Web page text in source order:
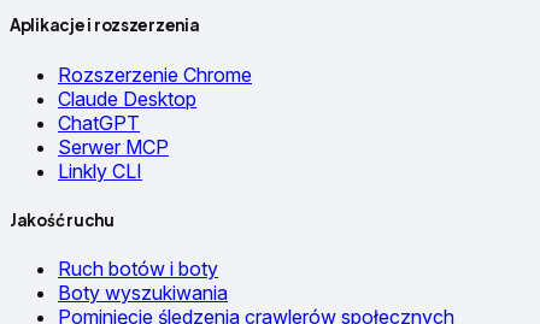
Aplikacje i rozszerzenia
Rozszerzenie Chrome
Claude Desktop
ChatGPT
Serwer MCP
Linkly CLI
Jakość ruchu
Ruch botów i boty
Boty wyszukiwania
Pominięcie śledzenia crawlerów społecznych